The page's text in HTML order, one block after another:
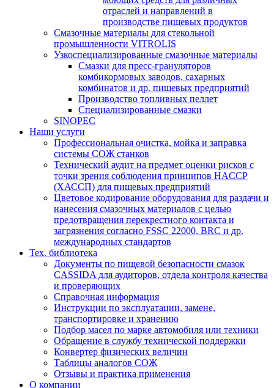
отраслей и направлений в
производстве пищевых продуктов
Смазочные материалы для стекольной
промышленности VITROLIS
Узкоспециализированные смазочные материалы
Смазки для пресс-грануляторов
комбикормовых заводов, сахарных
комбинатов и др. пищевых предприятий
Производство топливных пеллет
Специализированные смазки
SINOPEC
Наши услуги
Профессиональная очистка, мойка и заправка
системы СОЖ станков
Технический аудит на предмет оценки рисков с
точки зрения соблюдения принципов HACCP
(ХАССП) для пищевых предприятий
Цветовое кодирование оборудования для раздачи и
нанесения смазочных материалов с целью
предотвращения перекрестного контакта и
загрязнения согласно FSSC 22000, BRC и др.
международных стандартов
Тех. библиотека
Документы по пищевой безопасности смазок
CASSIDA для аудиторов, отдела контроля качества
и проверяющих
Справочная информация
Инструкции по эксплуатации, замене,
транспортировке и хранению
Подбор масел по марке автомобиля или техники
Обращение в службу технической поддержки
Конвертер физических величин
Таблицы аналогов СОЖ
Отзывы и практика применения
О компании